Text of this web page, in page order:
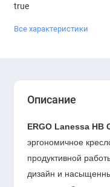
true
Все характеристики
Описание
ERGO Lanessa HB
эргономичное
продуктивной
дизайн и